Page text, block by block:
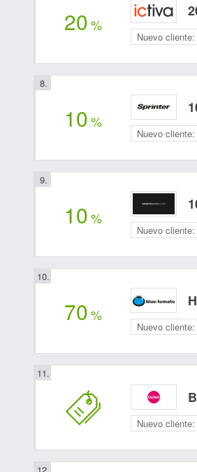
20%
Nuevo cliente:
10%
Nuevo cliente:
10%
Nuevo cliente:
70%
Nuevo cliente:
Nuevo cliente: